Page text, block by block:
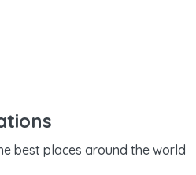
best places around the world